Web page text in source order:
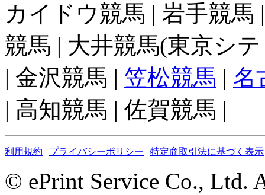
カイドウ競馬 | 岩手競馬
競馬 | 大井競馬(東京シ
| 金沢競馬 | 笠松競馬 | 名
| 高知競馬 | 佐賀競馬 |
利用規約 | プライバシーポリシー | 特定商取引法に基づく表示
© ePrint Service Co., Ltd.